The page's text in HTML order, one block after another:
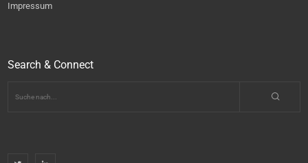
Impressum
Search & Connect